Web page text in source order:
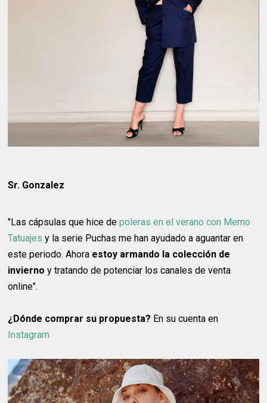
Sr. Gonzalez
"Las cápsulas que hice depoleras en el verano con Memo
Tatuajes y la serie Puchas me han ayudado a aguantar en
este periodo. Ahora estoy armando la colección de
invierno y tratando de potenciar los canales de venta
online".
¿Dónde comprar su propuesta? En su cuenta en
Instagram